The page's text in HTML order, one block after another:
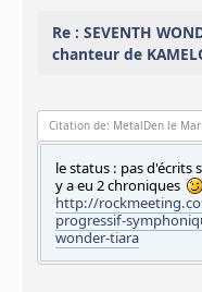
Re : SEVENTH
chanteur de
Citation de: MetalDen le
le status : pas d'écrits
y a eu 2 chroniques
http://
progressif-
wonder-tiara